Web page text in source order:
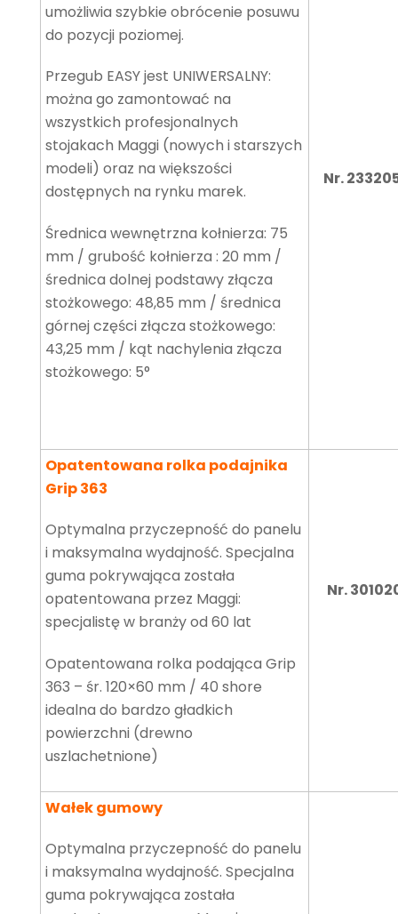
umożliwia szybkie obrócenie posuwu
do pozycji poziomej.
Przegub EASY jest UNIWERSALNY:
można go zamontować na
wszystkich profesjonalnych
stojakach Maggi (nowych i starszych
modeli) oraz na większości
dostępnych na rynku marek.
Średnica wewnętrzna kołnierza: 75
mm / grubość kołnierza : 20 mm /
średnica dolnej podstawy złącza
stożkowego: 48,85 mm / średnica
górnej części złącza stożkowego:
43,25 mm / kąt nachylenia złącza
stożkowego: 5°
Nr.
Opatentowana rolka podajnika
Grip 363
Optymalna przyczepność do panelu
i maksymalna wydajność. Specjalna
guma pokrywająca została
opatentowana przez Maggi:
specjalistę w branży od 60 lat
Opatentowana rolka podająca Grip
363 – śr. 120×60 mm / 40 shore
idealna do bardzo gładkich
powierzchni (drewno
uszlachetnione)
Nr.
Wałek gumowy
Optymalna przyczepność do panelu
i maksymalna wydajność. Specjalna
guma pokrywająca została